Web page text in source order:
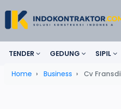
TENDER GEDUNG SIPIL
Home Business Cv